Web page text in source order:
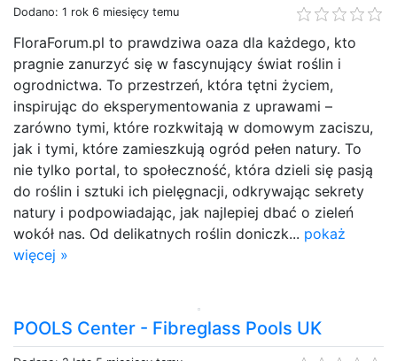
Dodano: 1 rok 6 miesięcy temu
FloraForum.pl to prawdziwa oaza dla każdego, kto
pragnie zanurzyć się w fascynujący świat roślin i
ogrodnictwa. To przestrzeń, która tętni życiem,
inspirując do eksperymentowania z uprawami –
zarówno tymi, które rozkwitają w domowym zaciszu,
jak i tymi, które zamieszkują ogród pełen natury. To
nie tylko portal, to społeczność, która dzieli się pasją
do roślin i sztuki ich pielęgnacji, odkrywając sekrety
natury i podpowiadając, jak najlepiej dbać o zieleń
wokół nas. Od delikatnych roślin doniczk... pokaż
więcej »
POOLS Center - Fibreglass Pools UK